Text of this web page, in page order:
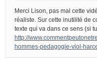
Merci Lison, pas mal cette
réaliste. Sur cette inutilité de
texte qui va dans ce sens (si
http://
hommes-pedagogie-viol-